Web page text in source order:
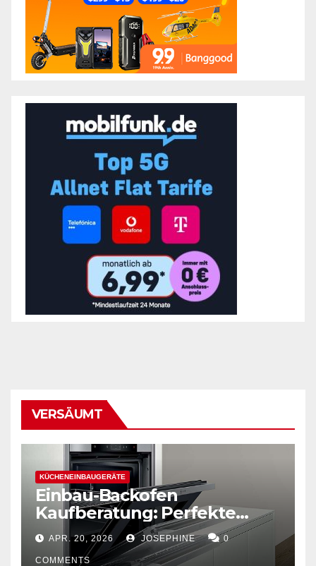
VERSÄUMT
KÜCHENEINBAUGERÄTE
Einbau-Backofen
Kaufberatung: Perfekte
Kombination von Funktion
und Design
APR. 20, 2026 JOSEPHINE 0
COMMENTS